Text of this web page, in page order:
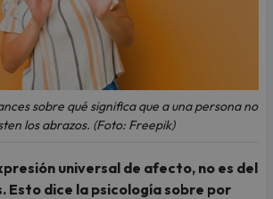
sobre qué significa que a una persona no
los abrazos. (Foto: Freepik)
universal de afecto, no es del
Esto dice la psicología sobre por